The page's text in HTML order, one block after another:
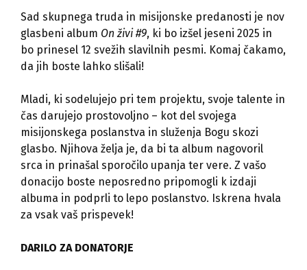
Sad skupnega truda in misijonske predanosti je nov
glasbeni album On živi #9, ki bo izšel jeseni 2025 in
bo prinesel 12 svežih slavilnih pesmi. Komaj čakamo,
da jih boste lahko slišali!
Mladi, ki sodelujejo pri tem projektu, svoje talente in
čas darujejo prostovoljno – kot del svojega
misijonskega poslanstva in služenja Bogu skozi
glasbo. Njihova želja je, da bi ta album nagovoril
srca in prinašal sporočilo upanja ter vere. Z vašo
donacijo boste neposredno pripomogli k izdaji
albuma in podprli to lepo poslanstvo. Iskrena hvala
za vsak vaš prispevek!
DARILO ZA DONATORJE